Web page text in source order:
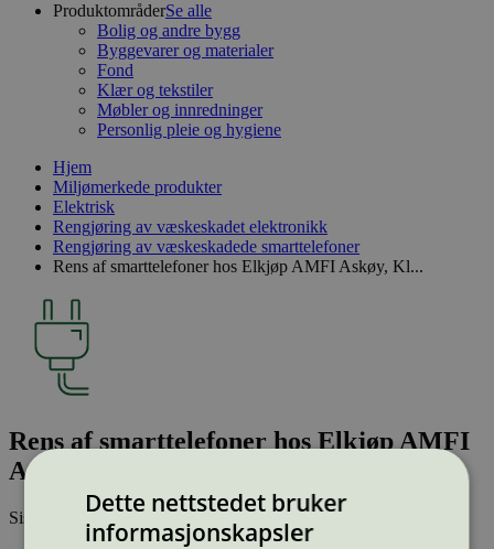
ProduktområderSe alle
Bolig og andre bygg
Byggevarer og materialer
Fond
Klær og tekstiler
Møbler og innredninger
Personlig pleie og hygiene
Hjem
Miljømerkede produkter
Elektrisk
Rengjøring av væskeskadet elektronikk
Rengjøring av væskeskadede smarttelefoner
Rens af smarttelefoner hos Elkjøp AMFI Askøy, Kl...
Rens af smarttelefoner hos Elkjøp AMFI
Askøy, Kleppevegen 110 Kleppestø
Sist oppdatert30 okt 2025
Dette nettstedet bruker
informasjonskapsler